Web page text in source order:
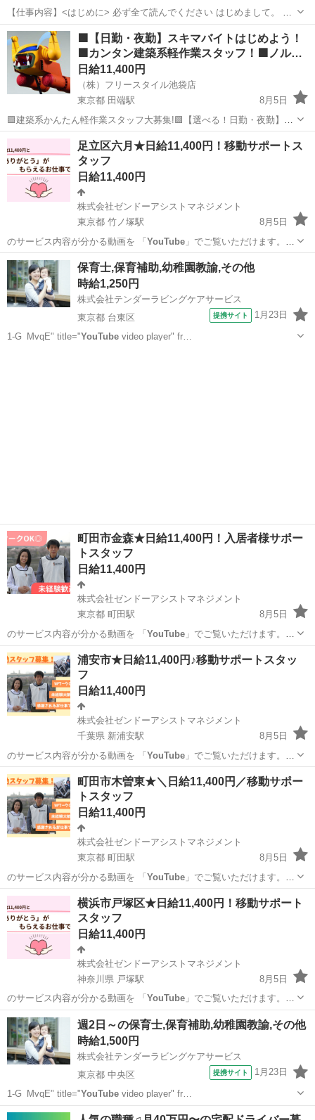
【仕事内容】<はじめに> 必ず全て読んでください はじめまして。 求
人をご覧いただき、ありがとうございます。 株式会社CROWN代表の
西上です。 弊社のキャッチコピーは 「全員が主人公」です。 どんな
人間でも主人公になる資格がある...
アルバイト・パート
🟩【日勤・夜勤】スキマバイトはじめよう！
🟩カンタン建築系軽作業スタッフ！🟩ノル…
日給11,400円
（株）フリースタイル池袋店
東京都 田端駅
8月5日
🟪建築系かんたん軽作業スタッフ大募集!🟪【選べる！日勤・夜勤】＜
履歴書不要＞ 🟨＜単発も短期も長期もOK！未経験から高日給GET!!＞
🟨ノルマ無し、勤務地多数、日払いＯＫ★ 🟨週1～okでライフスタイ
ルに合わ...
田端駅 建築 スタッフ
足立区六月★日給11,400円！移動サポートス
タッフ
日給11,400円
株式会社ゼンドーアシストマネジメント
東京都 竹ノ塚駅
8月5日
のサービス内容が分かる動画を 「YouTube」でご覧いただけます。
ご応募さ…
東京 足立区 竹ノ塚駅 その他 スタッフ
保育士,保育補助,幼稚園教諭,その他
時給1,250円
株式会社テンダーラビングケアサービス
東京都 台東区
提携サイト 1月23日
1-G_MvqE" title="YouTubevideo player" fr…
町田市金森★日給11,400円！入居者様サポー
トスタッフ
日給11,400円
株式会社ゼンドーアシストマネジメント
東京都 町田駅
8月5日
のサービス内容が分かる動画を 「 YouTube」でご覧いただけます。
ご応募さ…
東京 町田市 町田駅 その他 スタッフ
浦安市★日給11,400円♪移動サポートスタッ
フ
日給11,400円
株式会社ゼンドーアシストマネジメント
千葉県 新浦安駅
8月5日
のサービス内容が分かる動画を 「 YouTube」でご覧いただけます。
ご応募さ…
千葉 浦安市 新浦安駅 その他 スタッフ
町田市木曽東★＼日給11,400円／移動サポー
トスタッフ
日給11,400円
株式会社ゼンドーアシストマネジメント
東京都 町田駅
8月5日
のサービス内容が分かる動画を 「YouTube」でご覧いただけます。
ご応募さ…
町田駅 その他 スタッフ
横浜市戸塚区★日給11,400円！移動サポート
スタッフ
日給11,400円
株式会社ゼンドーアシストマネジメント
神奈川県 戸塚駅
8月5日
のサービス内容が分かる動画を 「 YouTube」でご覧いただけます。
ご応募さ…
神奈川 横浜市 戸塚駅 その他 スタッフ
週2日～の保育士,保育補助,幼稚園教諭,その他
時給1,500円
株式会社テンダーラビングケアサービス
東京都 中央区
提携サイト 1月23日
1-G_MvqE" title="YouTubevideo player" fr…
東京 中央区 保育士